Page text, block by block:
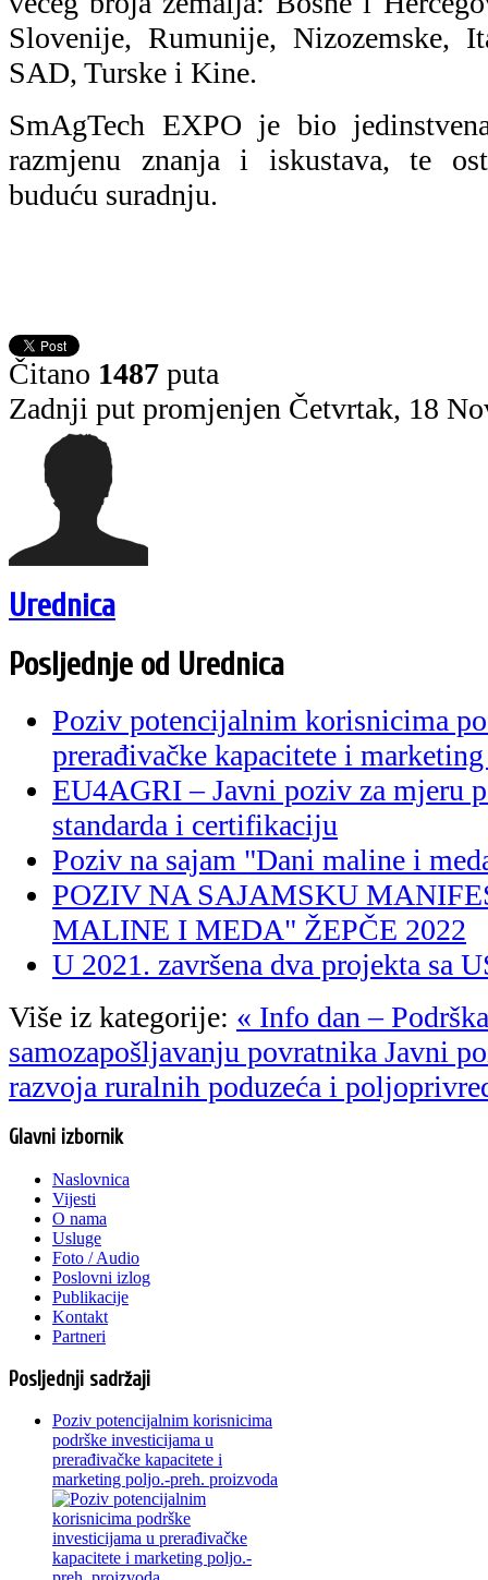
Slovenije, Rumunije, Nizozemske,
SAD, Turske i Kine.
SmAgTech EXPO je bio
razmjenu znanja i iskustava, te
buduću suradnju.
Čitano 1487 puta
Zadnji put promjenjen Četvrtak, 18
Urednica
Posljednje od Urednica
Poziv potencijalnim korisnicima
prerađivačke kapacitete i
EU4AGRI – Javni poziv za mjeru
standarda i certifikaciju
Poziv na sajam "Dani maline i
POZIV NA SAJAMSKU
MALINE I MEDA" ŽEPČE 2022
U 2021. završena dva projekta sa
Više iz kategorije: « Info dan –
samozapošljavanju povratnika Javni
razvoja ruralnih poduzeća i
Glavni izbornik
Naslovnica
Vijesti
O nama
Usluge
Foto / Audio
Poslovni izlog
Publikacije
Kontakt
Partneri
Posljednji sadržaji
Poziv potencijalnim korisnicima
podrške investicijama u
prerađivačke kapacitete i
marketing poljo.-preh. proizvoda